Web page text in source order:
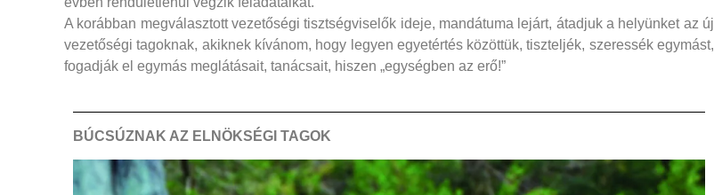
A korábban megválasztott vezetőségi tisztségviselők ideje, mandátuma lejárt, átadjuk a helyünket az új
vezetőségi tagoknak, akiknek kívánom, hogy legyen egyetértés közöttük, tiszteljék, szeressék egymást,
fogadják el egymás meglátásait, tanácsait, hiszen „egységben az erő!”
BÚCSÚZNAK AZ ELNÖKSÉGI TAGOK